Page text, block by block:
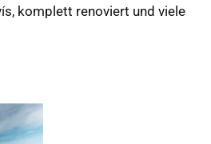
komplett renoviert und viele